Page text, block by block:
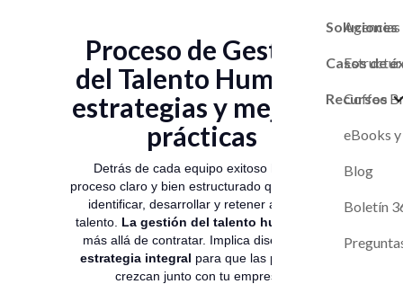
Soluciones
Marca
Casos de
Coffee
Recursos
eBooks
Blog
Boletín
Magneto
Contacto
Próximos
Proceso de Gestión
del Talento Humano:
estrategias y mejores
prácticas
Detrás de cada equipo exitoso hay un
proceso claro y bien estructurado que permite
identificar, desarrollar y retener al mejor
talento. La gestión del talento humano
más allá de contratar. Implica diseñar una
estrategia integral para que las personas
crezcan junto con tu empresa.